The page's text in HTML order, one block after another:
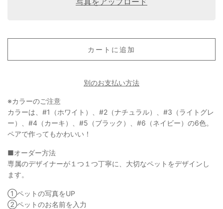
カートに追加
別のお支払い方法
※カラーのご注意
カラーは、#1（ホワイト）、#2（ナチュラル）、#3（ライトグレ
ー）、#4（カーキ）、#5（ブラック）、#6（ネイビー）の6色。
ペアで作ってもかわいい！
■オーダー方法
専属のデザイナーが１つ１つ丁寧に、大切なペットをデザインし
ます。
①ペットの写真をUP
②ペットのお名前を入力